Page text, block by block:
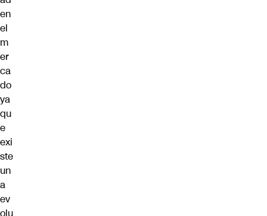
en
el
m
er
ca
do
ya
qu
e
exi
ste
un
a
ev